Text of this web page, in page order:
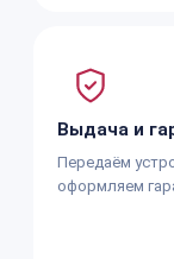
Выдача и
Передаём
оформляем